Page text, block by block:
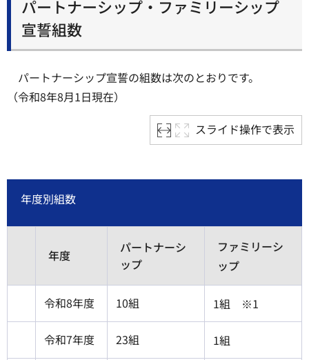
パートナーシップ・ファミリーシップ
宣誓組数
パートナーシップ宣誓の組数は次のとおりです。
（令和8年8月1日現在）
スライド操作で表示
年度別組数
年度
パートナーシ
ップ
ファミリーシ
ップ
令和8年度 10組 1組 ※1
令和7年度 23組 1組